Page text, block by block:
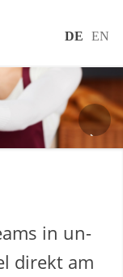
DE EN
in un­
di­rekt am